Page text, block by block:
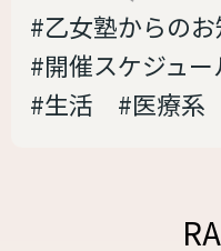
内
#乙女塾からの
#開催スケジュー
#生活
#医療系